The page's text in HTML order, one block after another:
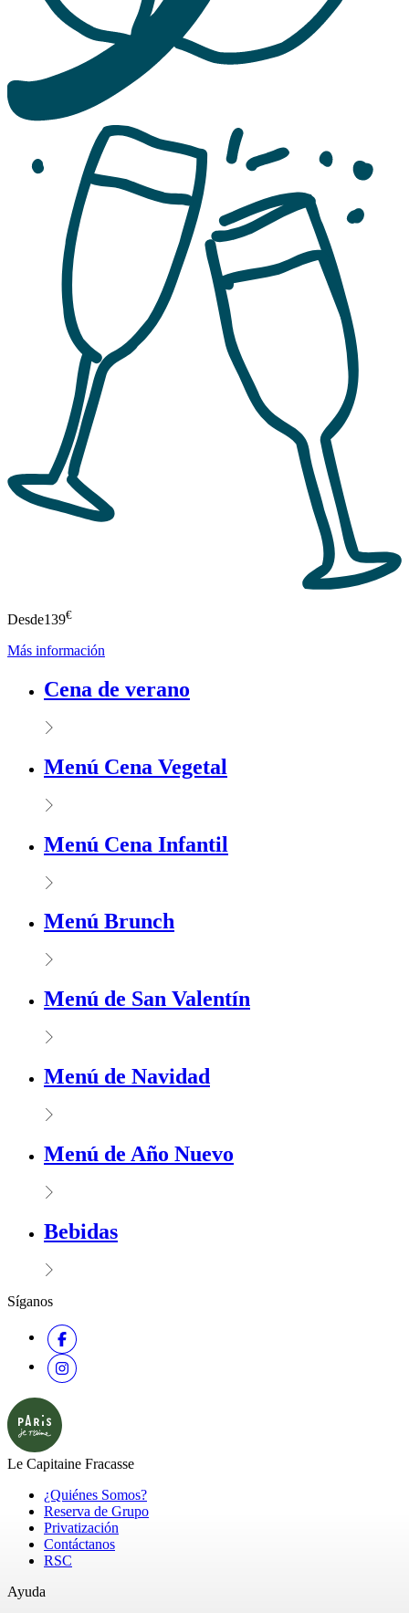
Desde139€
Más información
Cena de verano
Menú Cena Vegetal
Menú Cena Infantil
Menú Brunch
Menú de San Valentín
Menú de Navidad
Menú de Año Nuevo
Bebidas
Síganos
Le Capitaine Fracasse
¿Quiénes Somos?
Reserva de Grupo
Privatización
Contáctanos
RSC
Ayuda